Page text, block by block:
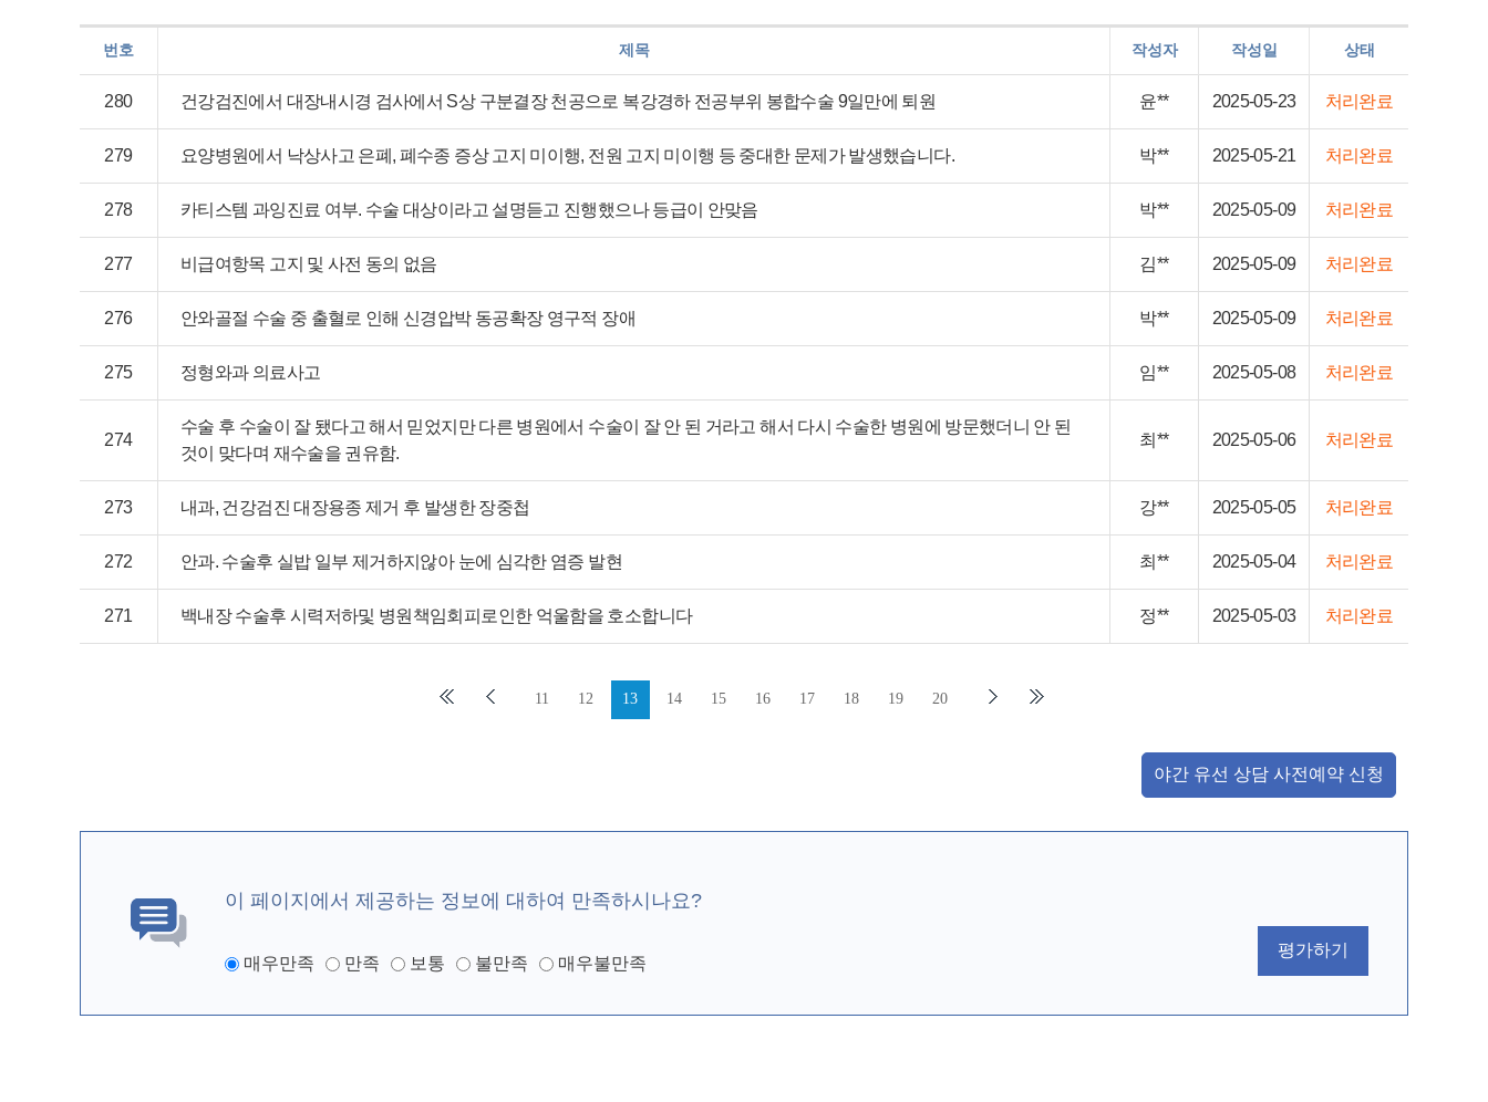
번호 제목 작성자 작성일 상태
280 건강검진에서 대장내시경 검사에서 S상 구분결장 천공으로 복강경하 전공부위 봉합수술 9일만에 퇴원 윤** 2025-05-23 처리완료
279 요양병원에서 낙상사고 은폐, 폐수종 증상 고지 미이행, 전원 고지 미이행 등 중대한 문제가 발생했습니다. 박** 2025-05-21 처리완료
278 카티스템 과잉진료 여부. 수술 대상이라고 설명듣고 진행했으나 등급이 안맞음 박** 2025-05-09 처리완료
277 비급여항목 고지 및 사전 동의 없음 김** 2025-05-09 처리완료
276 안와골절 수술 중 출혈로 인해 신경압박 동공확장 영구적 장애 박** 2025-05-09 처리완료
275 정형와과 의료사고 임** 2025-05-08 처리완료
274
수술 후 수술이 잘 됐다고 해서 믿었지만 다른 병원에서 수술이 잘 안 된 거라고 해서 다시 수술한 병원에 방문했더니 안 된
것이 맞다며 재수술을 권유함.
최** 2025-05-06 처리완료
273 내과, 건강검진 대장용종 제거 후 발생한 장중첩 강** 2025-05-05 처리완료
272 안과. 수술후 실밥 일부 제거하지않아 눈에 심각한 염증 발현 최** 2025-05-04 처리완료
271 백내장 수술후 시력저하및 병원책임회피로인한 억울함을 호소합니다 정** 2025-05-03 처리완료
11 12 13 14 15 16 17 18 19 20
야간 유선 상담 사전예약 신청
이 페이지에서 제공하는 정보에 대하여 만족하시나요?
매우만족 만족 보통 불만족 매우불만족
평가하기